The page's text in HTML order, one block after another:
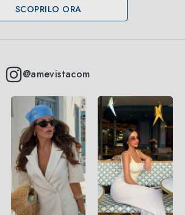
@amevistacom
SCOPRILO ORA